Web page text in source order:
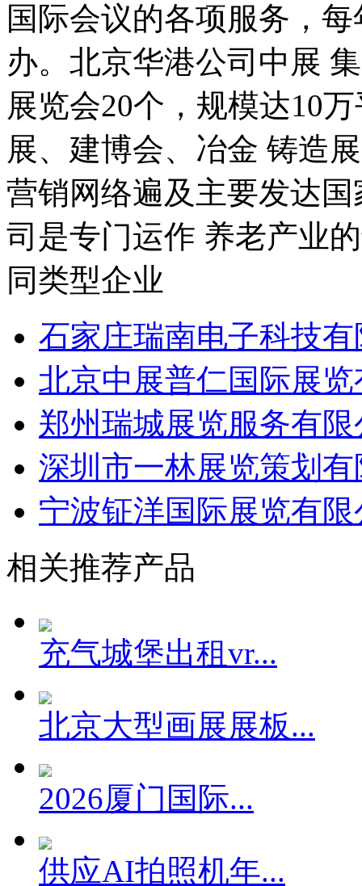
国际会议的各项服务，
办。北京华港公司中展
展览会20个，规模达10
展、建博会、冶金 铸造
营销网络遍及主要发达
司是专门运作 养老产业
同类型企业
石家庄瑞南电子科技
北京中展普仁国际展
郑州瑞城展览服务有限
深圳市一林展览策划
宁波钲洋国际展览有限
相关推荐产品
充气城堡出租vr...
北京大型画展展板...
2026厦门国际...
供应AI拍照机年...